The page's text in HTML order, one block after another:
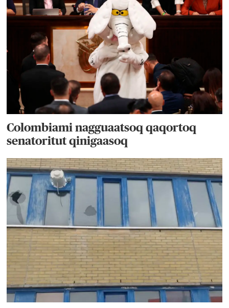
Colombiami nagguaatsoq qaqortoq
senatoritut qinigaasoq